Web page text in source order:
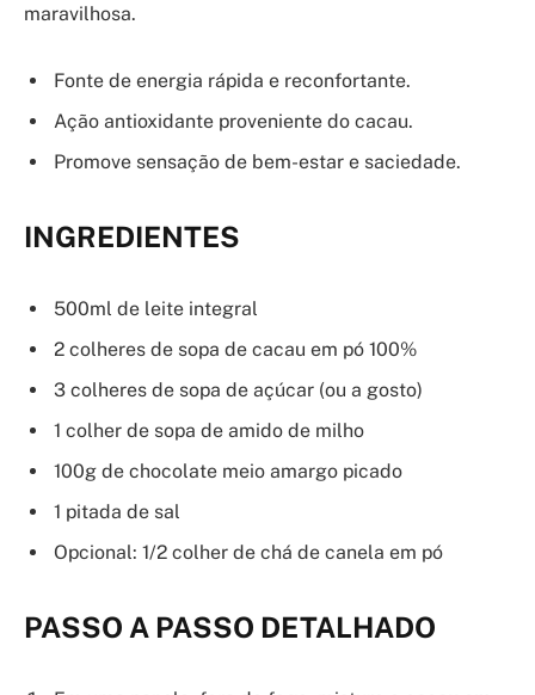
maravilhosa.
Fonte de energia rápida e reconfortante.
Ação antioxidante proveniente do cacau.
Promove sensação de bem-estar e saciedade.
INGREDIENTES
500ml de leite integral
2 colheres de sopa de cacau em pó 100%
3 colheres de sopa de açúcar (ou a gosto)
1 colher de sopa de amido de milho
100g de chocolate meio amargo picado
1 pitada de sal
Opcional: 1/2 colher de chá de canela em pó
PASSO A PASSO DETALHADO